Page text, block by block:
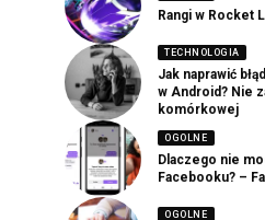
Rangi w Rocket
TECHNOLOGIA
Jak naprawić
w Android? Nie
komórkowej
OGOLNE
Dlaczego nie
Facebooku? –
OGOLNE